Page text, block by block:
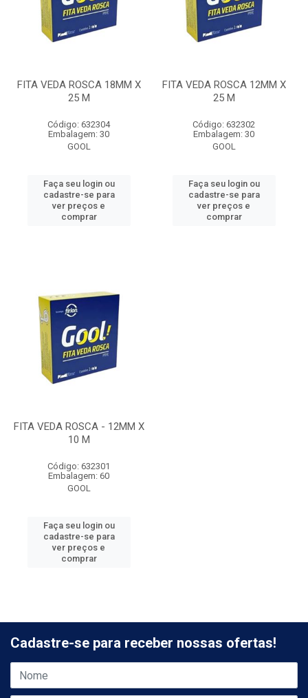
FITA VEDA ROSCA 18MM X
25 M
Código: 632304
Embalagem: 30
GOOL
Faça seu login ou
cadastre-se para
ver preços e
comprar
FITA VEDA ROSCA 12MM X
25 M
Código: 632302
Embalagem: 30
GOOL
Faça seu login ou
cadastre-se para
ver preços e
comprar
FITA VEDA ROSCA - 12MM X
10 M
Código: 632301
Embalagem: 60
GOOL
Faça seu login ou
cadastre-se para
ver preços e
comprar
Cadastre-se para receber nossas ofertas!